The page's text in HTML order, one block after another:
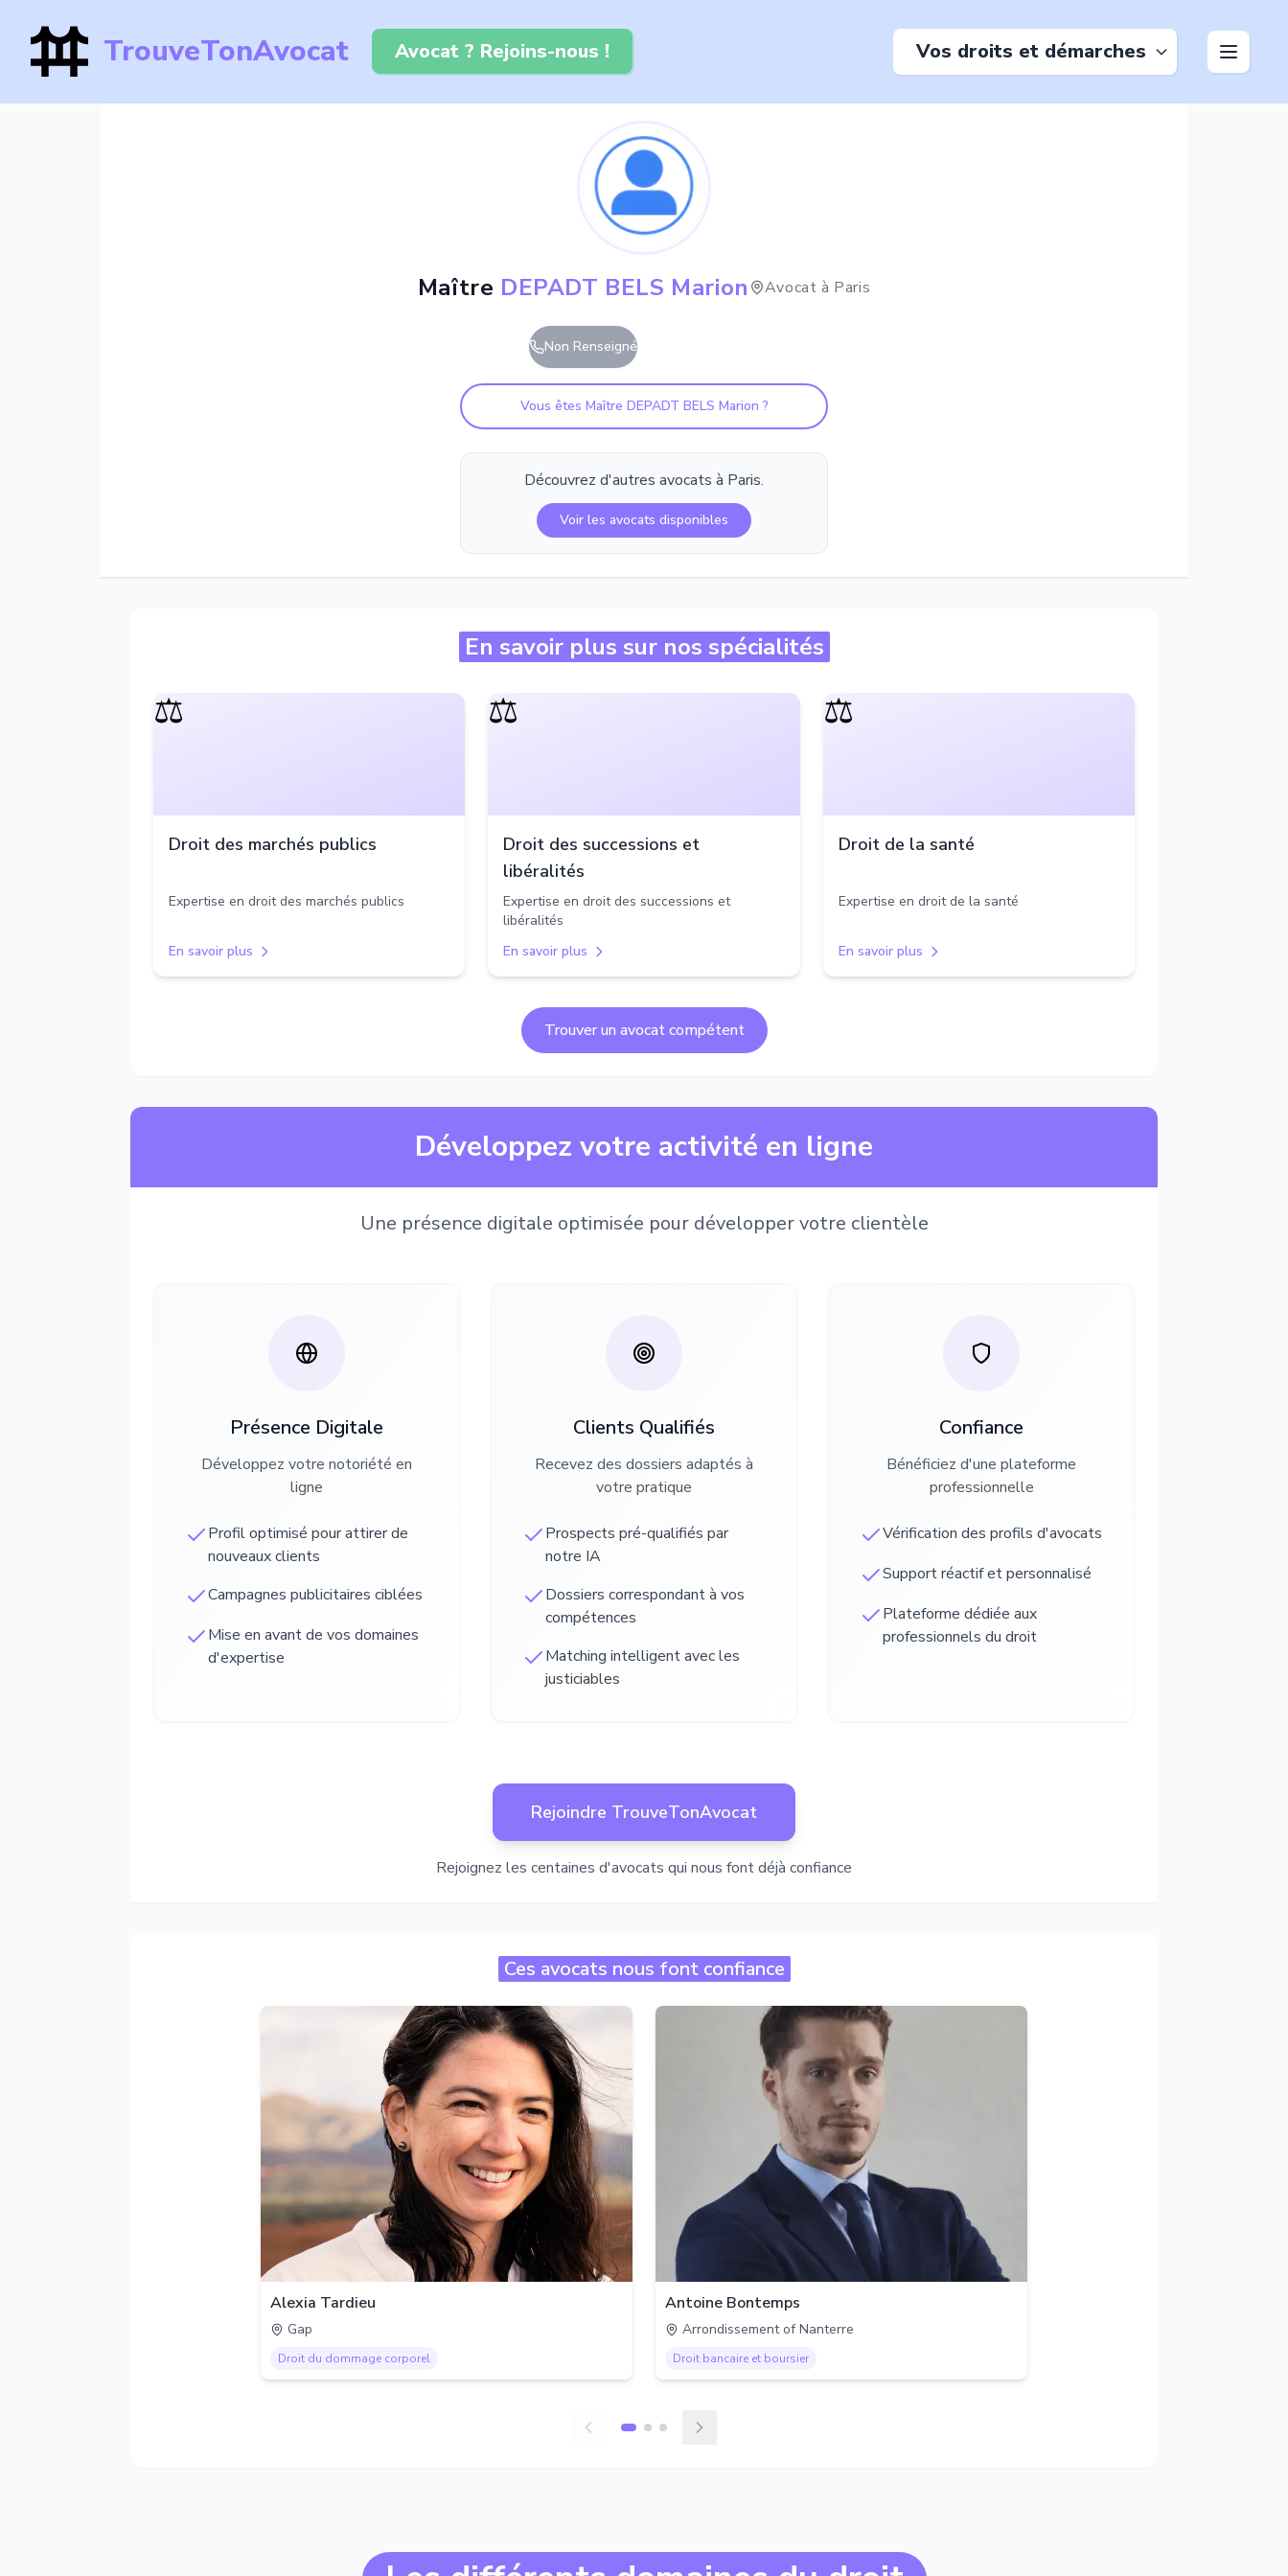
TrouveTonAvocat Avocat ? Rejoins-nous ! Vos droits et démarches
Maître DEPADT BELS Marion Avocat à Paris
Non Renseigné
Vous êtes Maître DEPADT BELS Marion ?
Découvrez d'autres avocats à Paris.
Voir les avocats disponibles
En savoir plus sur nos spécialités
⚖️
Droit des marchés publics
Expertise en droit des marchés publics
En savoir plus
⚖️
Droit des successions et
libéralités
Expertise en droit des successions et
libéralités
En savoir plus
⚖️
Droit de la santé
Expertise en droit de la santé
En savoir plus
Trouver un avocat compétent
Développez votre activité en ligne
Une présence digitale optimisée pour développer votre clientèle
Présence Digitale
Développez votre notoriété en
ligne
Profil optimisé pour attirer de
nouveaux clients
Campagnes publicitaires ciblées
Mise en avant de vos domaines
d'expertise
Clients Qualifiés
Recevez des dossiers adaptés à
votre pratique
Prospects pré-qualifiés par
notre IA
Dossiers correspondant à vos
compétences
Matching intelligent avec les
justiciables
Confiance
Bénéficiez d'une plateforme
professionnelle
Vérification des profils d'avocats
Support réactif et personnalisé
Plateforme dédiée aux
professionnels du droit
Rejoindre TrouveTonAvocat
Rejoignez les centaines d'avocats qui nous font déjà confiance
Ces avocats nous font confiance
Alexia Tardieu
Gap
Droit du dommage corporel
Antoine Bontemps
Arrondissement of Nanterre
Droit bancaire et boursier